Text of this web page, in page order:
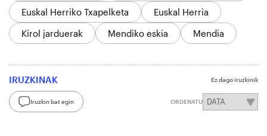
Euskal Herriko Txapelketa
Euskal Herria
Kirol jarduerak
Mendiko eskia Mendia
IRUZKINAK Ez dago iruzkinik
Iruzkin bat egin ORDENATU